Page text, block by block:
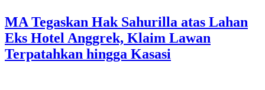
MA Tegaskan Hak Sahurilla atas Lahan
Eks Hotel Anggrek, Klaim Lawan
Terpatahkan hingga Kasasi